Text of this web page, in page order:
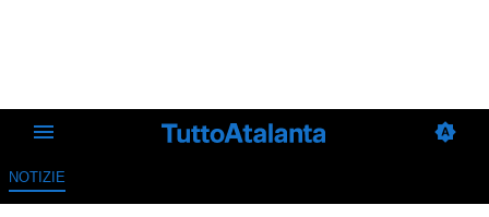
NOTIZIE